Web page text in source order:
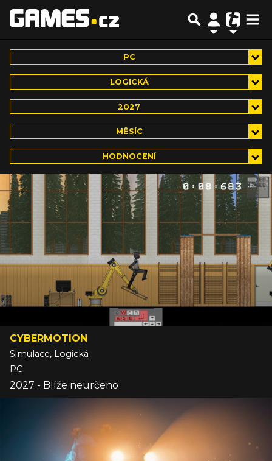
PC
LOGICKÁ
2027
MĚSÍC
HODNOCENÍ
CYBERMOTION
Simulace, Logická
PC
2027 - Blíže neurčeno